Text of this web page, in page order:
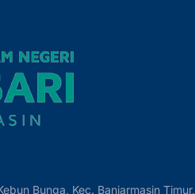
Bunga, Kec. Banjarmasin Timur,